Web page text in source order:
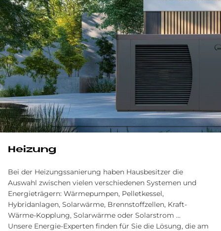
Heizung
Bei der Heizungssanierung haben Hausbesitzer die
Auswahl zwischen vielen verschiedenen Systemen und
Energieträgern: Wärmepumpen, Pelletkessel,
Hybridanlagen, Solarwärme, Brennstoffzellen, Kraft-
Wärme-Kopplung, Solarwärme oder Solarstrom ...
Unsere Energie-Experten finden für Sie die Lösung, die am